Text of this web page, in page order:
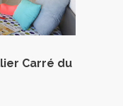
Carré du